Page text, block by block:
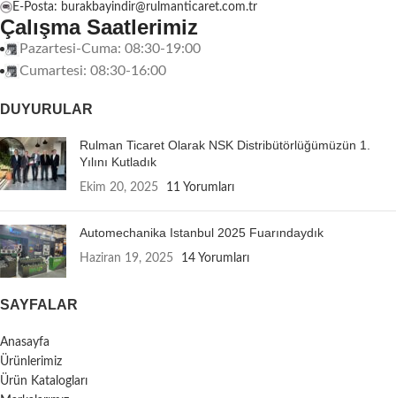
E-Posta: burakbayindir@rulmanticaret.com.tr
Çalışma Saatlerimiz
Pazartesi-Cuma: 08:30-19:00
Cumartesi: 08:30-16:00
DUYURULAR
Rulman Ticaret Olarak NSK Distribütörlüğümüzün 1.
Yılını Kutladık
Ekim 20, 2025 11 Yorumları
Automechanika Istanbul 2025 Fuarındaydık
Haziran 19, 2025 14 Yorumları
SAYFALAR
Anasayfa
Ürünlerimiz
Ürün Katalogları